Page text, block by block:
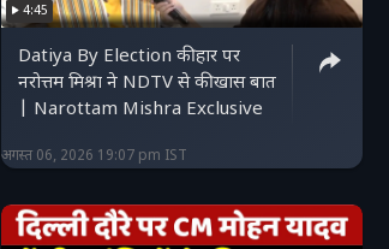
4:45
Datiya By Election की हार पर
नरोत्तम मिश्रा ने NDTV से की खास बात
| Narottam Mishra Exclusive
अगस्त 06, 2026 19:07 pm IST